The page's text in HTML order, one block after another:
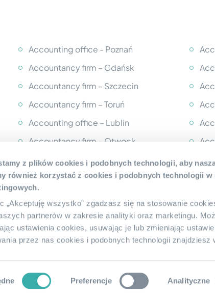
z plików cookies i podobnych technologii, aby
również korzystać z cookies i podobnych technologii w
„Akceptuję wszystko” zgadzasz się na stosowanie
partnerów w zakresie analityki oraz marketingu.
ustawienia cookies, usuwając je lub zmieniając
przez nas cookies i podobnych technologii znajdziesz
Preferencje Analityczne
Accounting office - Poznań
Accountancy firm – Gdańsk
Accountancy firm – Szczecin
Accountancy firm – Toruń
Accounting office – Lublin
Accountancy firm – Otwock
Accountancy firm – Legionowo
Accounting office – Częstochowa
Accounting office - Wieliczka
Accounting office – Białystok
reserved. Privacy PolicyCookie policy